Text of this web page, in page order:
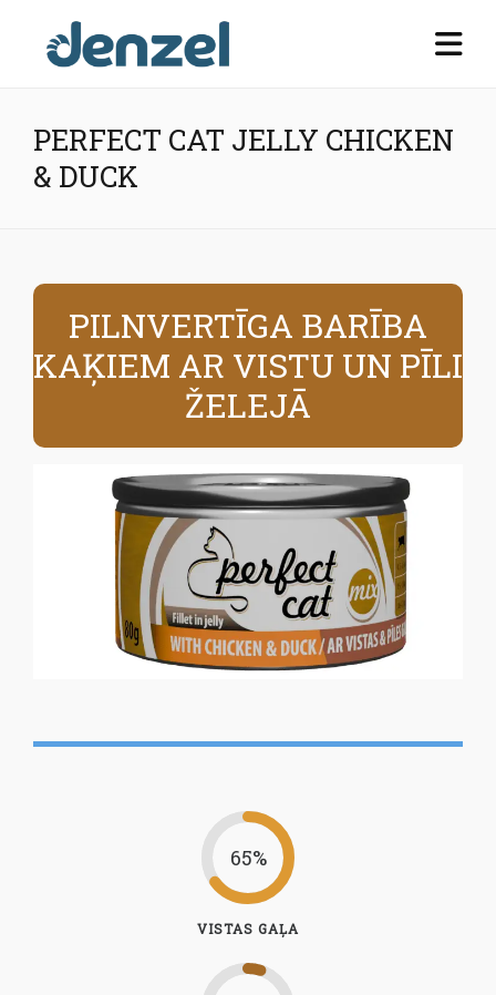
PERFECT CAT JELLY CHICKEN
& DUCK
PILNVERTĪGA BARĪBA
KAĶIEM AR VISTU UN PĪLI
ŽELEJĀ
65%
VISTAS GAĻA